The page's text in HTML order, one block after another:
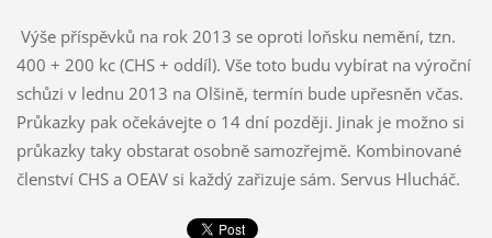
Výše příspěvků na rok 2013 se oproti loňsku nemění, tzn.
400 + 200 kc (CHS + oddíl). Vše toto budu vybírat na výroční
schůzi v lednu 2013 na Olšině, termín bude upřesněn včas.
Průkazky pak očekávejte o 14 dní později. Jinak je možno si
průkazky taky obstarat osobně samozřejmě. Kombinované
členství CHS a OEAV si každý zařizuje sám. Servus Hlucháč.